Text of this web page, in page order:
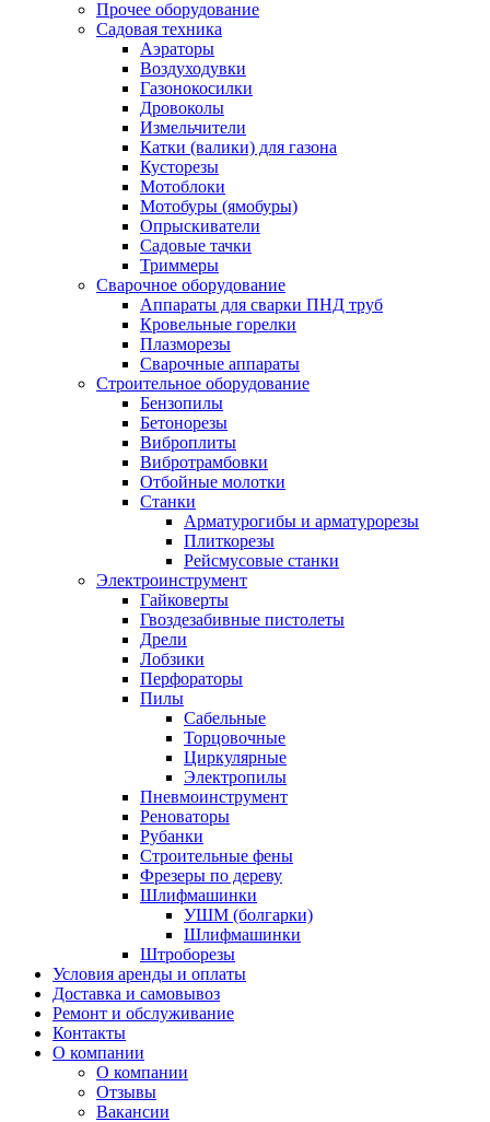
Прочее оборудование
Садовая техника
Аэраторы
Воздуходувки
Газонокосилки
Дровоколы
Измельчители
Катки (валики) для газона
Кусторезы
Мотоблоки
Мотобуры (ямобуры)
Опрыскиватели
Садовые тачки
Триммеры
Сварочное оборудование
Аппараты для сварки ПНД труб
Кровельные горелки
Плазморезы
Сварочные аппараты
Строительное оборудование
Бензопилы
Бетонорезы
Виброплиты
Вибротрамбовки
Отбойные молотки
Станки
Арматурогибы и арматурорезы
Плиткорезы
Рейсмусовые станки
Электроинструмент
Гайковерты
Гвоздезабивные пистолеты
Дрели
Лобзики
Перфораторы
Пилы
Сабельные
Торцовочные
Циркулярные
Электропилы
Пневмоинструмент
Реноваторы
Рубанки
Строительные фены
Фрезеры по дереву
Шлифмашинки
УШМ (болгарки)
Шлифмашинки
Штроборезы
Условия аренды и оплаты
Доставка и самовывоз
Ремонт и обслуживание
Контакты
О компании
О компании
Отзывы
Вакансии